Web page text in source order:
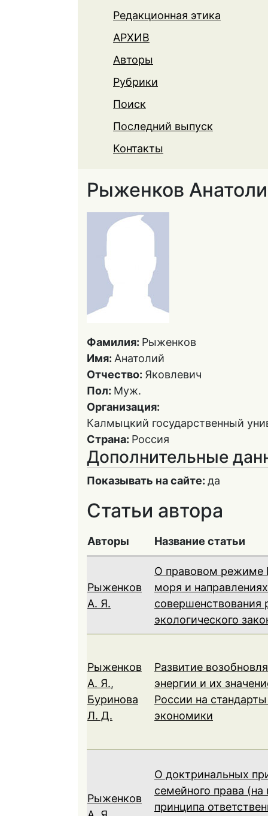
Редакционная этика
АРХИВ
Авторы
Рубрики
Поиск
Последний выпуск
Контакты
Рыженков
Фамилия: Рыженков
Имя: Анатолий
Отчество: Яковлевич
Пол: Муж.
Организация:
Калмыцкий государственный
Страна: Россия
Дополнительные
Показывать на сайте: да
Статьи автора
Авторы Название статьи
Рыженков
А. Я.
О правовом режиме
моря и направлениях
совершенствования
экологического
Рыженков
А. Я.,
Буринова
Л. Д.
Развитие
энергии и их
России на
экономики
Рыженков
О доктринальных
семейного права
принципа